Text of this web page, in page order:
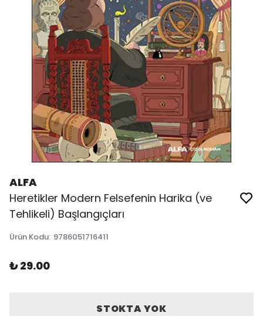
ALFA
Heretikler Modern Felsefenin Harika (ve
Tehlikeli) Başlangıçları
Ürün Kodu: 9786051716411
₺ 29.00
STOKTA YOK